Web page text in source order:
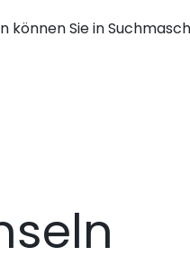
Sie in